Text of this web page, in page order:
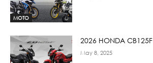
MOTO
2026 HONDA CB125F
May 8, 2025